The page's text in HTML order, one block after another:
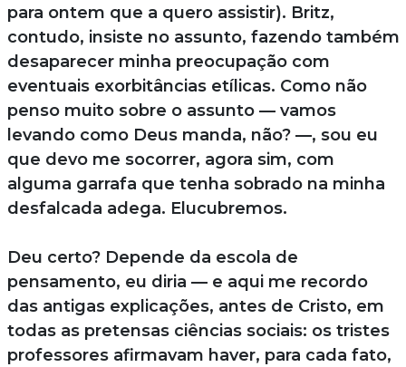
para ontem que a quero assistir). Britz,
contudo, insiste no assunto, fazendo também
desaparecer minha preocupação com
eventuais exorbitâncias etílicas. Como não
penso muito sobre o assunto — vamos
levando como Deus manda, não? —, sou eu
que devo me socorrer, agora sim, com
alguma garrafa que tenha sobrado na minha
desfalcada adega. Elucubremos.
Deu certo? Depende da escola de
pensamento, eu diria — e aqui me recordo
das antigas explicações, antes de Cristo, em
todas as pretensas ciências sociais: os tristes
professores afirmavam haver, para cada fato,